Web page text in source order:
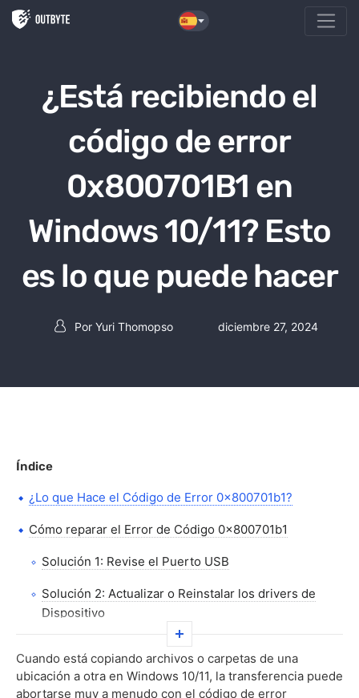
Saltar al contenido
¿Está recibiendo el
código de error
0x800701B1 en
Windows 10/11? Esto
es lo que puede hacer
Post autor
Por Yuri Thomopso diciembre 27, 2024
Índice
¿Lo que Hace el Código de Error 0x800701b1?
Cómo reparar el Error de Código 0x800701b1
Solución 1: Revise el Puerto USB
Solución 2: Actualizar o Reinstalar los drivers de
Dispositivo
Solución 3: Actualización de la fuente de
alimentación para Equipos de Escritorio
Cuando está copiando archivos o carpetas de una
ubicación a otra en Windows 10/11, la transferencia puede
abortarse muy a menudo con el código de error